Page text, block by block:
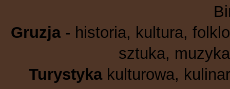
Gruzja- historia, kultura,
sztuka,
Turystykakulturowa,